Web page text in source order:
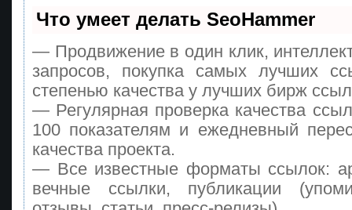
Что умеет делать SeoHammer
— Продвижение в один клик,
запросов, покупка самых лучших
степенью качества у лучших бирж
— Регулярная проверка качества
100 показателям и ежедневный
качества проекта.
— Все известные форматы ссылок:
вечные ссылки, публикации